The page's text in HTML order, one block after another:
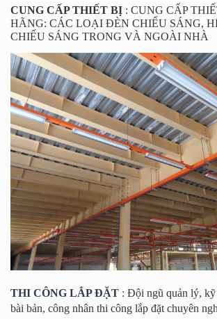
CUNG CẤP THIẾT BỊ : CUNG CẤP
HÃNG: CÁC LOẠI ĐÈN CHIẾU SÁNG,
CHIẾU SÁNG TRONG VÀ NGOÀI NHÀ
THI CÔNG LẮP ĐẶT : Đội ngũ quản lý, kỹ
bài bản, công nhân thi công lắp đặt chuyên